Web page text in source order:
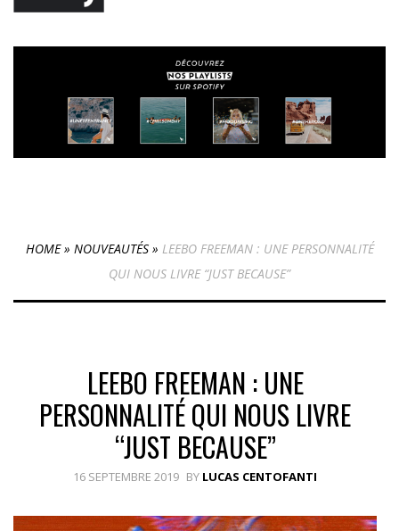
HOME» NOUVEAUTÉS» LEEBO FREEMAN : UNE PERSONNALITÉ
QUI NOUS LIVRE “JUST BECAUSE”
LEEBO FREEMAN : UNE
PERSONNALITÉ QUI NOUS LIVRE
“JUST BECAUSE”
16 SEPTEMBRE 2019 BY LUCAS CENTOFANTI